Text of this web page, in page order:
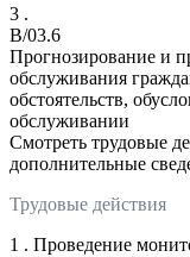
3 .
B/03.6
Прогнозирование и
обслуживания
обстоятельств,
обслуживании
Смотреть трудовые
дополнительные
Трудовые действия
1 . Проведение